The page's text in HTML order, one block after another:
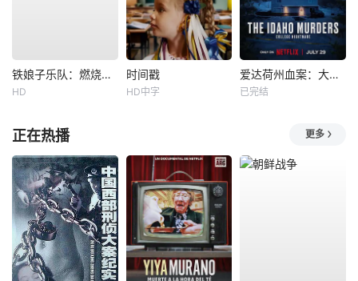
铁娘子乐队：燃烧雄心
HD
时间戳
HD中字
爱达荷州血案：大学梦魇
已完结
正在热播 更多